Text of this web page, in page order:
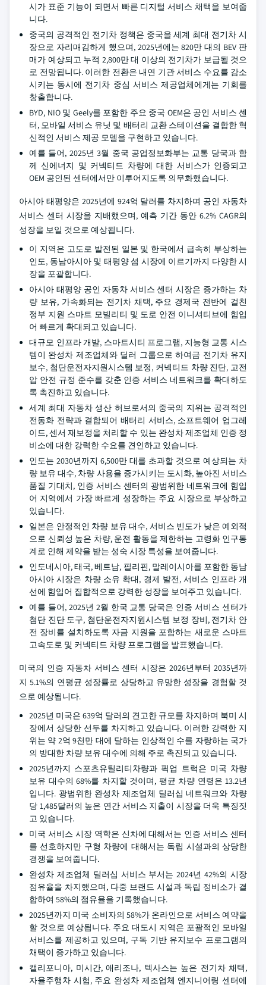
시가 표준 기능이 되면서 빠른 디지털 서비스 채택을 보여줍
니다.
중국의 공격적인 전기차 정책은 중국을 세계 최대 전기차 시
장으로 자리매김하게 했으며, 2025년에는 820만 대의 BEV 판
매가 예상되고 누적 2,800만 대 이상의 전기차가 보급될 것으
로 전망됩니다. 이러한 전환은 내연 기관 서비스 수요를 감소
시키는 동시에 전기차 중심 서비스 제공업체에게는 기회를
창출합니다.
BYD, NIO 및 Geely를 포함한 주요 중국 OEM은 공인 서비스 센
터, 모바일 서비스 유닛 및 배터리 교환 스테이션을 결합한 혁
신적인 서비스 제공 모델을 구현하고 있습니다.
예를 들어, 2025년 3월 중국 공업정보화부는 교통 당국과 함
께 신에너지 및 커넥티드 차량에 대한 서비스가 인증되고
OEM 공인된 센터에서만 이루어지도록 의무화했습니다.
아시아 태평양은 2025년에 924억 달러를 차지하며 공인 자동차
서비스 센터 시장을 지배했으며, 예측 기간 동안 6.2% CAGR의
성장을 보일 것으로 예상됩니다.
이 지역은 고도로 발전된 일본 및 한국에서 급속히 부상하는
인도, 동남아시아 및 태평양 섬 시장에 이르기까지 다양한 시
장을 포괄합니다.
아시아 태평양 공인 자동차 서비스 센터 시장은 증가하는 차
량 보유, 가속화되는 전기차 채택, 주요 경제국 전반에 걸친
정부 지원 스마트 모빌리티 및 도로 안전 이니셔티브에 힘입
어 빠르게 확대되고 있습니다.
대규모 인프라 개발, 스마트시티 프로그램, 지능형 교통 시스
템이 완성차 제조업체와 딜러 그룹으로 하여금 전기차 유지
보수, 첨단운전자지원시스템 보정, 커넥티드 차량 진단, 고전
압 안전 규정 준수를 갖춘 인증 서비스 네트워크를 확대하도
록 촉진하고 있습니다.
세계 최대 자동차 생산 허브로서의 중국의 지위는 공격적인
전동화 전략과 결합되어 배터리 서비스, 소프트웨어 업그레
이드, 센서 재보정을 처리할 수 있는 완성차 제조업체 인증 정
비소에 대한 강력한 수요를 견인하고 있습니다.
인도는 2030년까지 6,500만 대를 초과할 것으로 예상되는 차
량 보유 대수, 차량 사용을 증가시키는 도시화, 높아진 서비스
품질 기대치, 인증 서비스 센터의 광범위한 네트워크에 힘입
어 지역에서 가장 빠르게 성장하는 주요 시장으로 부상하고
있습니다.
일본은 안정적인 차량 보유 대수, 서비스 빈도가 낮은 예외적
으로 신뢰성 높은 차량, 운전 활동을 제한하는 고령화 인구통
계로 인해 제약을 받는 성숙 시장 특성을 보여줍니다.
인도네시아, 태국, 베트남, 필리핀, 말레이시아를 포함한 동남
아시아 시장은 차량 소유 확대, 경제 발전, 서비스 인프라 개
선에 힘입어 집합적으로 강력한 성장을 보여주고 있습니다.
예를 들어, 2025년 2월 한국 교통 당국은 인증 서비스 센터가
첨단 진단 도구, 첨단운전자지원시스템 보정 장비, 전기차 안
전 장비를 설치하도록 자금 지원을 포함하는 새로운 스마트
고속도로 및 커넥티드 차량 프로그램을 발표했습니다.
미국의 인증 자동차 서비스 센터 시장은 2026년부터 2035년까
지 5.1%의 연평균 성장률로 상당하고 유망한 성장을 경험할 것
으로 예상됩니다.
2025년 미국은 639억 달러의 견고한 규모를 차지하며 북미 시
장에서 상당한 선두를 차지하고 있습니다. 이러한 강력한 지
위는 약 2억 9천만 대에 달하는 인상적인 수를 자랑하는 국가
의 방대한 차량 보유 대수에 의해 주로 촉진되고 있습니다.
2025년까지 스포츠유틸리티차량과 픽업 트럭은 미국 차량
보유 대수의 68%를 차지할 것이며, 평균 차량 연령은 13.2년
입니다. 광범위한 완성차 제조업체 딜러십 네트워크와 차량
당 1,485달러의 높은 연간 서비스 지출이 시장을 더욱 특징짓
고 있습니다.
미국 서비스 시장 역학은 신차에 대해서는 인증 서비스 센터
를 선호하지만 구형 차량에 대해서는 독립 시설과의 상당한
경쟁을 보여줍니다.
완성차 제조업체 딜러십 서비스 부서는 2024년 42%의 시장
점유율을 차지했으며, 다중 브랜드 시설과 독립 정비소가 결
합하여 58%의 점유율을 기록했습니다.
2025년까지 미국 소비자의 58%가 온라인으로 서비스 예약을
할 것으로 예상됩니다. 주요 대도시 지역은 포괄적인 모바일
서비스를 제공하고 있으며, 구독 기반 유지보수 프로그램의
채택이 증가하고 있습니다.
캘리포니아, 미시간, 애리조나, 텍사스는 높은 전기차 채택,
자율주행차 시험, 주요 완성차 제조업체 엔지니어링 센터에